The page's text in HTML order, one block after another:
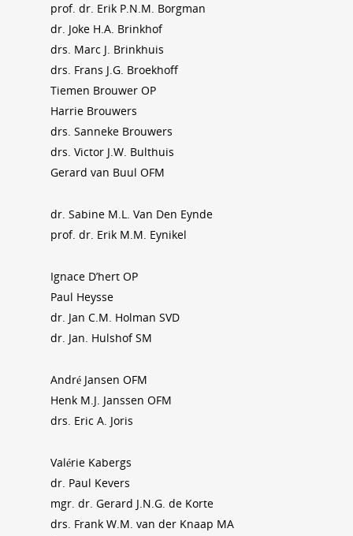
prof. dr. Erik P.N.M. Borgman
dr. Joke H.A. Brinkhof
drs. Marc J. Brinkhuis
drs. Frans J.G. Broekhoff
Tiemen Brouwer OP
Harrie Brouwers
drs. Sanneke Brouwers
drs. Victor J.W. Bulthuis
Gerard van Buul OFM
dr. Sabine M.L. Van Den Eynde
prof. dr. Erik M.M. Eynikel
Ignace D’hert OP
Paul Heysse
dr. Jan C.M. Holman SVD
dr. Jan. Hulshof SM
André Jansen OFM
Henk M.J. Janssen OFM
drs. Eric A. Joris
Valérie Kabergs
dr. Paul Kevers
mgr. dr. Gerard J.N.G. de Korte
drs. Frank W.M. van der Knaap MA